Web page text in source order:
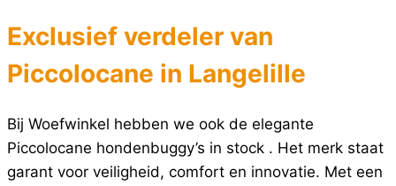
Exclusief verdeler van
Piccolocane in Langelille
Bij Woefwinkel hebben we ook de elegante
Piccolocane hondenbuggy’s in stock . Het merk staat
garant voor veiligheid, comfort en innovatie. Met een